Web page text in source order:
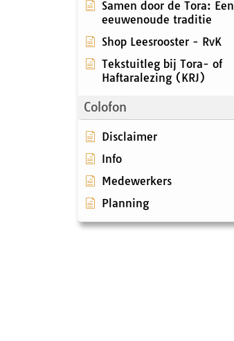
Samen door de Tora: Een
eeuwenoude traditie
Shop Leesrooster - RvK
Tekstuitleg bij Tora- of
Haftaralezing (KRJ)
Colofon
Disclaimer
Info
Medewerkers
Planning